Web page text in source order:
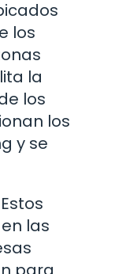
los
la
los
los
y se
las